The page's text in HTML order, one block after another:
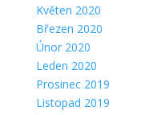
Květen 2020
Březen 2020
Únor 2020
Leden 2020
Prosinec 2019
Listopad 2019